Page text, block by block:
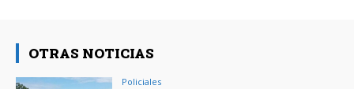
OTRAS NOTICIAS
Policiales